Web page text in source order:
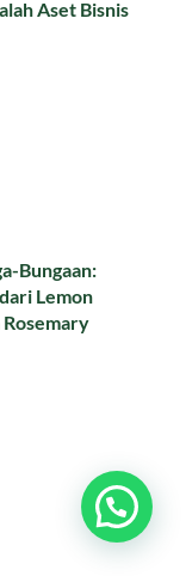
Aset Bisnis
Bungaan:
Lemon